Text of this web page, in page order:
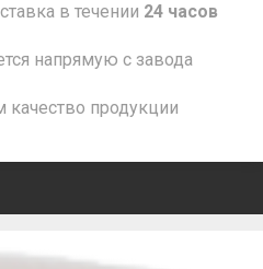
в течении 24 часов
напрямую с завода
продукции